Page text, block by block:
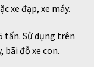
xe đạp, xe máy.
tấn. Sử dụng trên
bãi đỗ xe con.